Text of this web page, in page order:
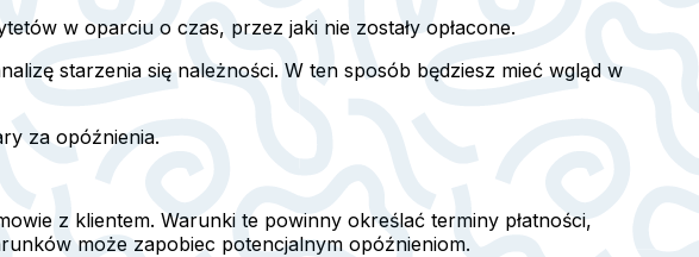
w oparciu o czas, przez jaki nie zostały opłacone.
starzenia się należności. W ten sposób będziesz mieć wgląd w
za opóźnienia.
z klientem. Warunki te powinny określać terminy płatności,
może zapobiec potencjalnym opóźnieniom.